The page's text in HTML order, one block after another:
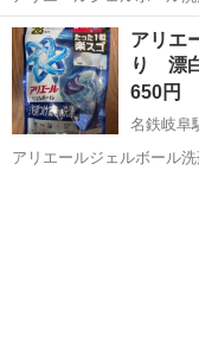
送料等の負担がないため安い単
のお渡しが可能です。 土
岐阜 岐阜市 名鉄
アリエ
り 漂
650円
名鉄岐阜
アリエールジェルボール洗剤 1袋28個入り